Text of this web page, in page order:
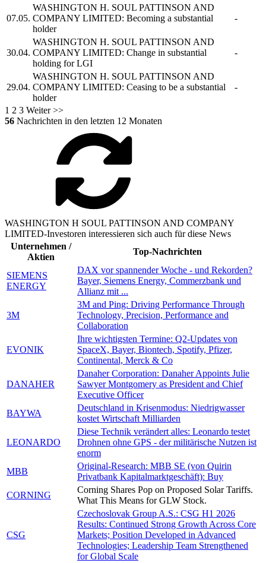
07.05.
WASHINGTON H. SOUL PATTINSON AND
COMPANY LIMITED: Becoming a substantial
holder
-
30.04.
WASHINGTON H. SOUL PATTINSON AND
COMPANY LIMITED: Change in substantial
holding for LGI
-
29.04.
WASHINGTON H. SOUL PATTINSON AND
COMPANY LIMITED: Ceasing to be a substantial
holder
-
1 2 3 Weiter >>
56 Nachrichten in den letzten 12 Monaten
WASHINGTON H SOUL PATTINSON AND COMPANY
LIMITED-Investoren interessieren sich auch für diese News
Unternehmen /
Aktien
Top-Nachrichten
SIEMENS
ENERGY
DAX vor spannender Woche - und Rekorden?
Bayer, Siemens Energy, Commerzbank und
Allianz mit ...
3M
3M and Ping: Driving Performance Through
Technology, Precision, Performance and
Collaboration
EVONIK
Ihre wichtigsten Termine: Q2-Updates von
SpaceX, Bayer, Biontech, Spotify, Pfizer,
Continental, Merck & Co
DANAHER
Danaher Corporation: Danaher Appoints Julie
Sawyer Montgomery as President and Chief
Executive Officer
BAYWA
Deutschland in Krisenmodus: Niedrigwasser
kostet Wirtschaft Milliarden
LEONARDO
Diese Technik verändert alles: Leonardo testet
Drohnen ohne GPS - der militärische Nutzen ist
enorm
MBB
Original-Research: MBB SE (von Quirin
Privatbank Kapitalmarktgeschäft): Buy
CORNING
Corning Shares Pop on Proposed Solar Tariffs.
What This Means for GLW Stock.
CSG
Czechoslovak Group A.S.: CSG H1 2026
Results: Continued Strong Growth Across Core
Markets; Position Developed in Advanced
Technologies; Leadership Team Strengthened
for Global Scale